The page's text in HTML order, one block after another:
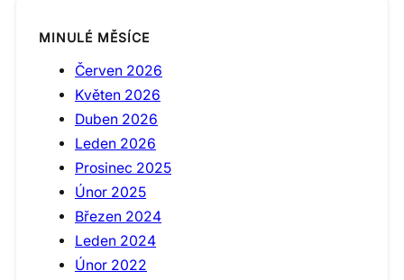
MINULÉ MĚSÍCE
Červen 2026
Květen 2026
Duben 2026
Leden 2026
Prosinec 2025
Únor 2025
Březen 2024
Leden 2024
Únor 2022